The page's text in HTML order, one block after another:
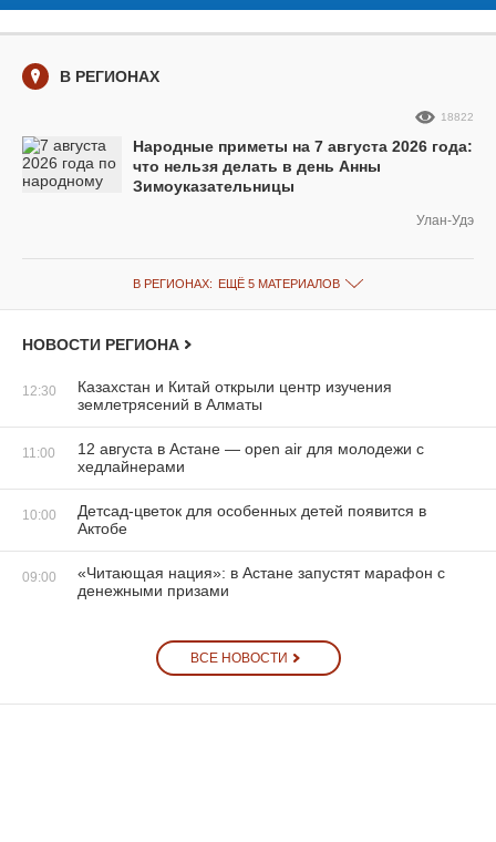
В РЕГИОНАХ
Народные приметы на 7 августа 2026 года:
что нельзя делать в день Анны
Зимоуказательницы
18822
Улан-Удэ
В РЕГИОНАХ: ЕЩЁ 5 МАТЕРИАЛОВ
НОВОСТИ РЕГИОНА
12:30
Казахстан и Китай открыли центр изучения
землетрясений в Алматы
11:00
12 августа в Астане — open air для молодежи с
хедлайнерами
10:00
Детсад-цветок для особенных детей появится в
Актобе
09:00
«Читающая нация»: в Астане запустят марафон с
денежными призами
ВСЕ НОВОСТИ